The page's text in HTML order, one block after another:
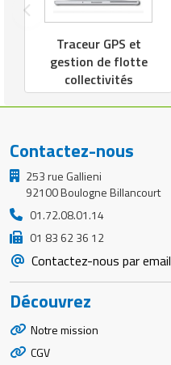
Traceur GPS et
gestion de flotte
collectivités
Contactez-nous
253 rue Gallieni
92100 Boulogne Billancourt
01.72.08.01.14
01 83 62 36 12
Contactez-nous par email
Découvrez
Notre mission
CGV